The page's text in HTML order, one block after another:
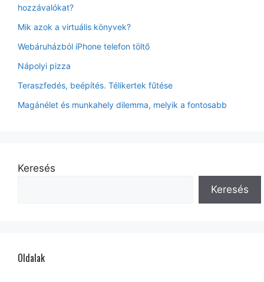
hozzávalókat?
Mik azok a virtuális könyvek?
Webáruházból iPhone telefon töltő
Nápolyi pizza
Teraszfedés, beépítés. Télikertek fűtése
Magánélet és munkahely dilemma, melyik a fontosabb
Keresés
Keresés
Oldalak